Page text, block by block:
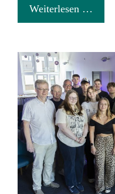
Weiterlesen …